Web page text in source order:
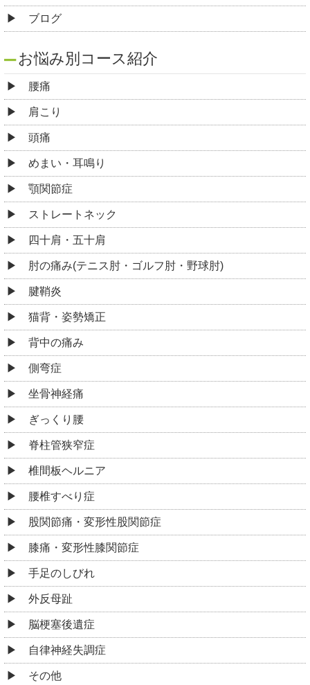
ブログ
お悩み別コース紹介
腰痛
肩こり
頭痛
めまい・耳鳴り
顎関節症
ストレートネック
四十肩・五十肩
肘の痛み(テニス肘・ゴルフ肘・野球肘)
腱鞘炎
猫背・姿勢矯正
背中の痛み
側弯症
坐骨神経痛
ぎっくり腰
脊柱管狭窄症
椎間板ヘルニア
腰椎すべり症
股関節痛・変形性股関節症
膝痛・変形性膝関節症
手足のしびれ
外反母趾
脳梗塞後遺症
自律神経失調症
その他